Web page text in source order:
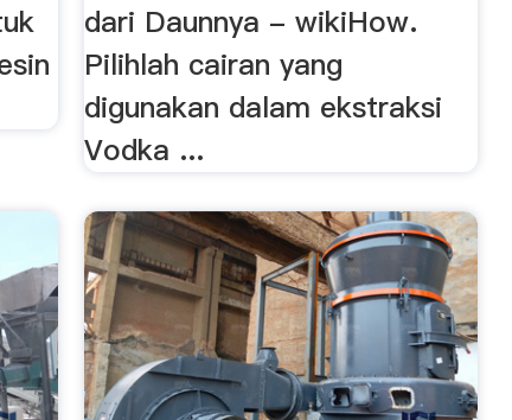
dari Daunnya - wikiHow.
Pilihlah cairan yang
digunakan dalam ekstraksi
Vodka ...